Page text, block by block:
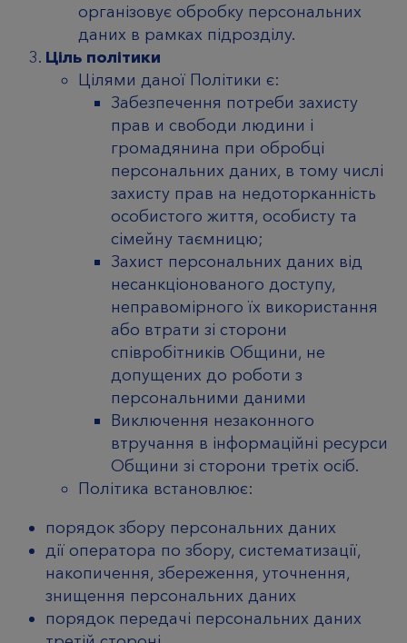
організовує обробку персональних
даних в рамках підрозділу.
Ціль політики
Цілями даної Політики є:
Забезпечення потреби захисту
прав и свободи людини і
громадянина при обробці
персональних даних, в тому числі
захисту прав на недоторканність
особистого життя, особисту та
сімейну таємницю;
Захист персональних даних від
несанкціонованого доступу,
неправомірного їх використання
або втрати зі сторони
співробітників Общини, не
допущених до роботи з
персональними даними
Виключення незаконного
втручання в інформаційні ресурси
Общини зі сторони третіх осіб.
Політика встановлює:
порядок збору персональних даних
дії оператора по збору, систематизації,
накопичення, збереження, уточнення,
знищення персональних даних
порядок передачі персональних даних